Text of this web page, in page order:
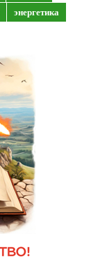
энергетика